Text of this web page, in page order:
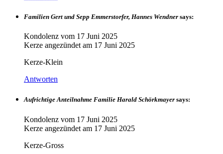
Familien Gert und Sepp Emmerstorfer, Hannes Wendner says:
Kondolenz vom 17 Juni 2025
Kerze angezündet am 17 Juni 2025
Kerze-Klein
Antworten
Aufrichtige Anteilnahme Familie Harald Schörkmayer says:
Kondolenz vom 17 Juni 2025
Kerze angezündet am 17 Juni 2025
Kerze-Gross